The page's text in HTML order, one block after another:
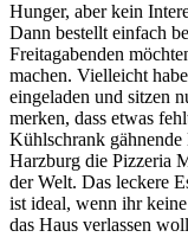
Hunger, aber kein
Dann bestellt einfach
Freitagabenden
machen. Vielleicht
eingeladen und sitzen
merken, dass etwas
Kühlschrank
Harzburg die Pizzeria
der Welt. Das leckere
ist ideal, wenn ihr
das Haus verlassen